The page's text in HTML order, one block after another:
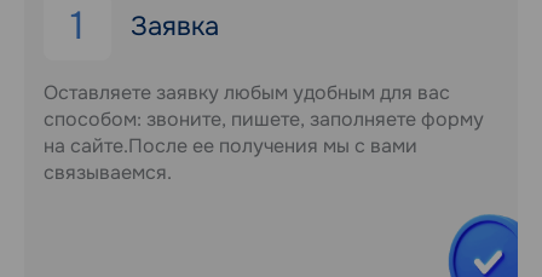
1 Заявка
Оставляете заявку любым удобным для вас
способом: звоните, пишете, заполняете форму
на сайте.После ее получения мы с вами
связываемся.